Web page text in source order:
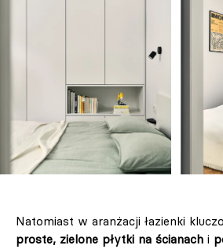
Natomiast w aranżacji łazienki
proste, zielone płytki na ścianach i